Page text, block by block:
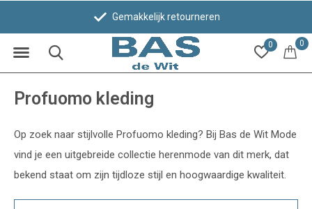
0 0
Gemakkelijk retourneren
Profuomo kleding
Op zoek naar stijlvolle Profuomo kleding? Bij Bas de Wit Mode
vind je een uitgebreide collectie herenmode van dit merk, dat
bekend staat om zijn tijdloze stijl en hoogwaardige kwaliteit.